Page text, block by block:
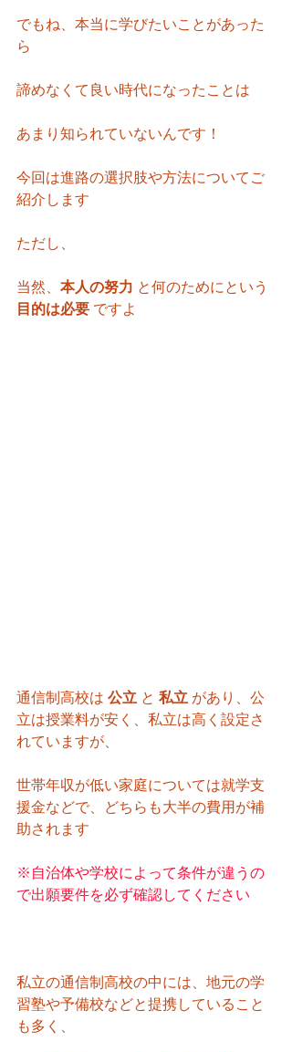
でもね、本当に学びたいことがあった
ら
諦めなくて良い時代になったことは
あまり知られていないんです！
今回は進路の選択肢や方法についてご
紹介します
ただし、
当然、 本人の努力 と何のためにという
目的は必要 ですよ
通信制高校は 公立 と 私立 があり、公
立は授業料が安く、私立は高く設定さ
れていますが、
世帯年収が低い家庭については就学支
援金などで、どちらも大半の費用が補
助されます
※自治体や学校によって条件が違うの
で出願要件を必ず確認してください
私立の通信制高校の中には、地元の学
習塾や予備校などと提携していること
も多く、